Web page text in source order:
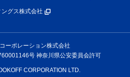
グス株式会社
ーポレーション株式会社
号 神奈川県公安委員会許可
CORPORATION LTD.